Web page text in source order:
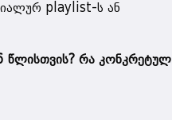
playlist-ს ან
წლისთვის? რა კონკრეტულ